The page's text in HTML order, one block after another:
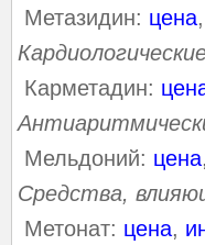
Метазидин: цена,
Карметадин:
Мельдоний: цена,
Средства,
Метонат: цена,